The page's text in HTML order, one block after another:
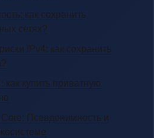
как сохранить
сетях?
IPv4: как сохранить
купить приватную
Псевдонимность и